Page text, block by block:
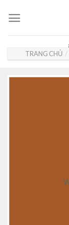
TRANG CHỦ /